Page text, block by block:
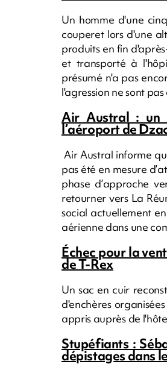
Un homme d'une
couperet lors d'une
produits en fin
et transporté à
présumé n'a pas
l'agression ne sont
Air Austral : un
l’aéroport de
Air Austral informe
pas été en mesure
phase d’approche
retourner vers La
social actuellement
aérienne dans une
Échec pour la
de T-Rex
Un sac en cuir
d'enchères
appris auprès de
Stupéfiants :
dépistages dans